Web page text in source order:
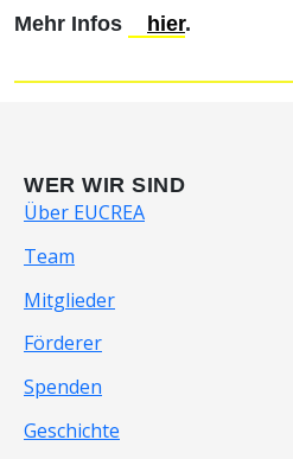
Mehr Infos hier.
WER WIR SIND
Über EUCREA
Team
Mitglieder
Förderer
Spenden
Geschichte